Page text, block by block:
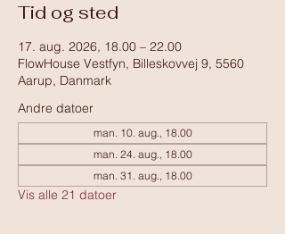
Tid og sted
17. aug. 2026, 18.00 – 22.00
FlowHouse Vestfyn, Billeskovvej 9, 5560
Aarup, Danmark
Andre datoer
man. 10. aug., 18.00
man. 24. aug., 18.00
man. 31. aug., 18.00
Vis alle 21 datoer